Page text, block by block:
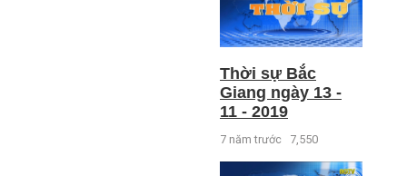
Thời sự Bắc
Giang ngày 13 -
11 - 2019
7 năm trước 7,550